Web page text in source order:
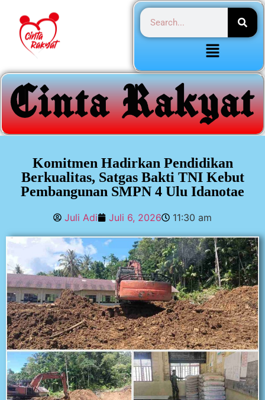
Komitmen Hadirkan Pendidikan
Berkualitas, Satgas Bakti TNI Kebut
Pembangunan SMPN 4 Ulu Idanotae
Juli Adi Juli 6, 2026 11:30 am